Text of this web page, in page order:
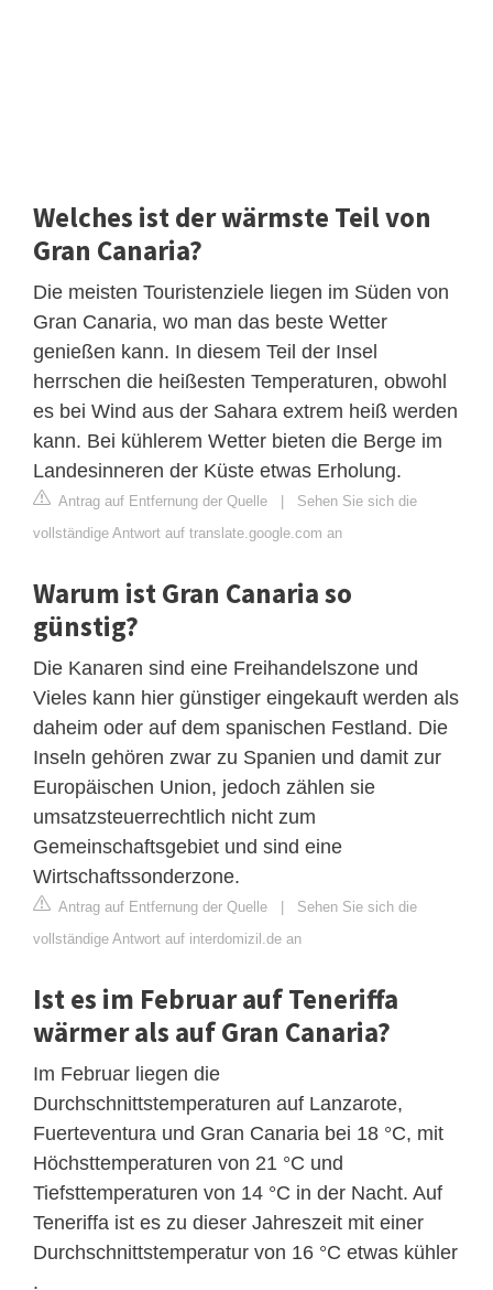
Welches ist der wärmste Teil von
Gran Canaria?
Die meisten Touristenziele liegen im Süden von
Gran Canaria, wo man das beste Wetter
genießen kann. In diesem Teil der Insel
herrschen die heißesten Temperaturen, obwohl
es bei Wind aus der Sahara extrem heiß werden
kann. Bei kühlerem Wetter bieten die Berge im
Landesinneren der Küste etwas Erholung.
Antrag auf Entfernung der Quelle | Sehen Sie sich die
vollständige Antwort auf translate.google.com an
Warum ist Gran Canaria so
günstig?
Die Kanaren sind eine Freihandelszone und
Vieles kann hier günstiger eingekauft werden als
daheim oder auf dem spanischen Festland. Die
Inseln gehören zwar zu Spanien und damit zur
Europäischen Union, jedoch zählen sie
umsatzsteuerrechtlich nicht zum
Gemeinschaftsgebiet und sind eine
Wirtschaftssonderzone.
Antrag auf Entfernung der Quelle | Sehen Sie sich die
vollständige Antwort auf interdomizil.de an
Ist es im Februar auf Teneriffa
wärmer als auf Gran Canaria?
Im Februar liegen die
Durchschnittstemperaturen auf Lanzarote,
Fuerteventura und Gran Canaria bei 18 °C, mit
Höchsttemperaturen von 21 °C und
Tiefsttemperaturen von 14 °C in der Nacht. Auf
Teneriffa ist es zu dieser Jahreszeit mit einer
Durchschnittstemperatur von 16 °C etwas kühler
.